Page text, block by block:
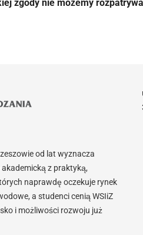
zgody nie możemy
od lat wyznacza
z praktyką,
naprawdę oczekuje rynek
a studenci cenią WSIiZ
i możliwości rozwoju już